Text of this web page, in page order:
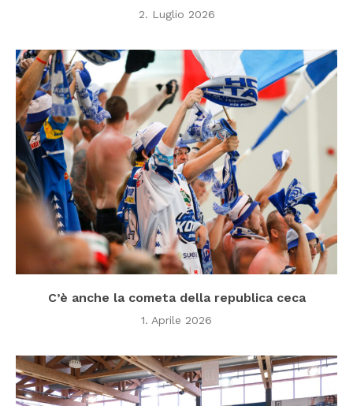
2. Luglio 2026
C’è anche la cometa della republica ceca
1. Aprile 2026